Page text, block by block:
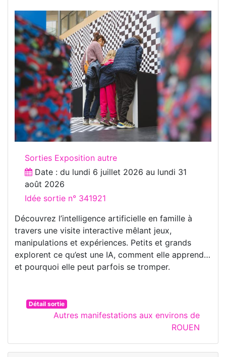
Sorties Exposition autre
Date : du lundi 6 juillet 2026 au lundi 31
août 2026
Idée sortie n° 341921
Découvrez l’intelligence artificielle en famille à
travers une visite interactive mêlant jeux,
manipulations et expériences. Petits et grands
explorent ce qu’est une IA, comment elle apprend…
et pourquoi elle peut parfois se tromper.
Détail sortie
Autres manifestations aux environs de
ROUEN